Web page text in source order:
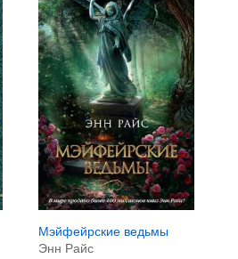
Мэйфейрские ведьмы
Энн Райс